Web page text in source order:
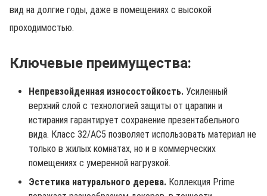
вид на долгие годы, даже в помещениях с высокой
проходимостью.
Ключевые преимущества:
Непревзойденная износостойкость. Усиленный
верхний слой с технологией защиты от царапин и
истирания гарантирует сохранение презентабельного
вида. Класс 32/AC5 позволяет использовать материал не
только в жилых комнатах, но и в коммерческих
помещениях с умеренной нагрузкой.
Эстетика натурального дерева. Коллекция Prime